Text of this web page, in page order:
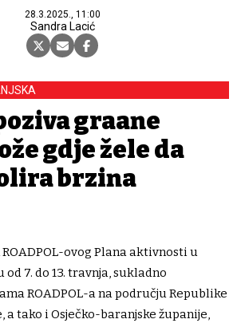
28.3.2025., 11:00
Sandra Lacić
građane
gdje žele da
brzina
ovog Plana aktivnosti u
od 7. do 13. travnja, sukladno
ROADPOL-a na području Republike
a tako i Osječko-baranjske županije,